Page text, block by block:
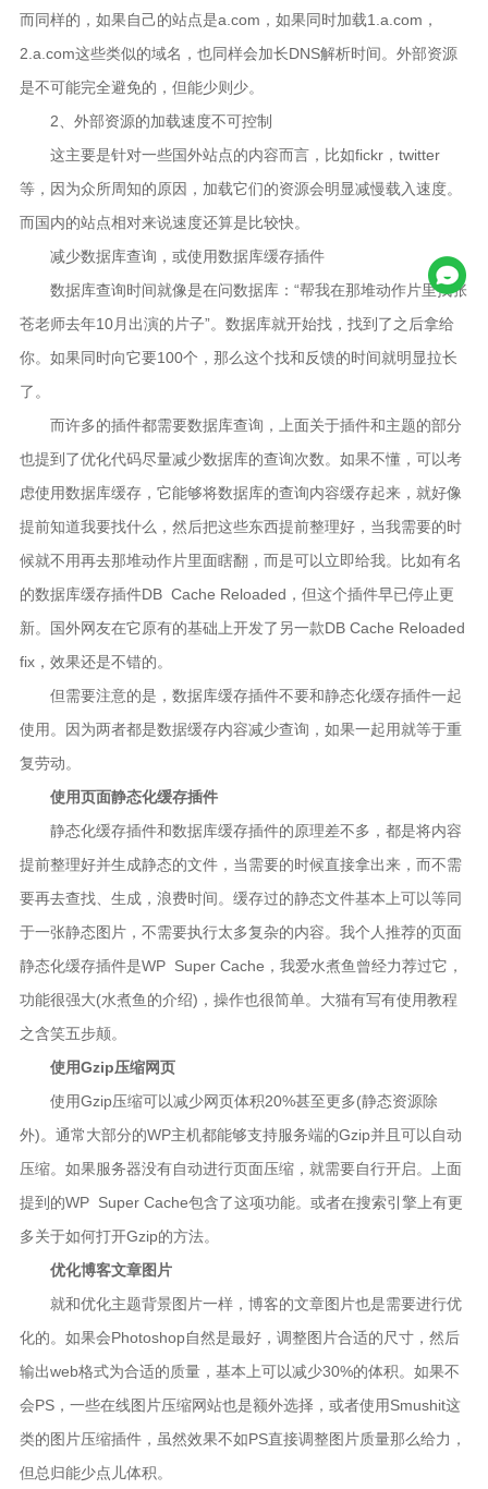
而同样的，如果自己的站点是a.com，如果同时加载1.a.com，
2.a.com这些类似的域名，也同样会加长DNS解析时间。外部资源
是不可能完全避免的，但能少则少。
2、外部资源的加载速度不可控制
这主要是针对一些国外站点的内容而言，比如fickr，twitter
等，因为众所周知的原因，加载它们的资源会明显减慢载入速度。
而国内的站点相对来说速度还算是比较快。
减少数据库查询，或使用数据库缓存插件
数据库查询时间就像是在问数据库：“帮我在那堆动作片里找张
苍老师去年10月出演的片子”。数据库就开始找，找到了之后拿给
你。如果同时向它要100个，那么这个找和反馈的时间就明显拉长
了。
而许多的插件都需要数据库查询，上面关于插件和主题的部分
也提到了优化代码尽量减少数据库的查询次数。如果不懂，可以考
虑使用数据库缓存，它能够将数据库的查询内容缓存起来，就好像
提前知道我要找什么，然后把这些东西提前整理好，当我需要的时
候就不用再去那堆动作片里面瞎翻，而是可以立即给我。比如有名
的数据库缓存插件DB Cache Reloaded，但这个插件早已停止更
新。国外网友在它原有的基础上开发了另一款DB Cache Reloaded
fix，效果还是不错的。
但需要注意的是，数据库缓存插件不要和静态化缓存插件一起
使用。因为两者都是数据缓存内容减少查询，如果一起用就等于重
复劳动。
使用页面静态化缓存插件
静态化缓存插件和数据库缓存插件的原理差不多，都是将内容
提前整理好并生成静态的文件，当需要的时候直接拿出来，而不需
要再去查找、生成，浪费时间。缓存过的静态文件基本上可以等同
于一张静态图片，不需要执行太多复杂的内容。我个人推荐的页面
静态化缓存插件是WP Super Cache，我爱水煮鱼曾经力荐过它，
功能很强大(水煮鱼的介绍)，操作也很简单。大猫有写有使用教程
之含笑五步颠。
使用Gzip压缩网页
使用Gzip压缩可以减少网页体积20%甚至更多(静态资源除
外)。通常大部分的WP主机都能够支持服务端的Gzip并且可以自动
压缩。如果服务器没有自动进行页面压缩，就需要自行开启。上面
提到的WP Super Cache包含了这项功能。或者在搜索引擎上有更
多关于如何打开Gzip的方法。
优化博客文章图片
就和优化主题背景图片一样，博客的文章图片也是需要进行优
化的。如果会Photoshop自然是最好，调整图片合适的尺寸，然后
输出web格式为合适的质量，基本上可以减少30%的体积。如果不
会PS，一些在线图片压缩网站也是额外选择，或者使用Smushit这
类的图片压缩插件，虽然效果不如PS直接调整图片质量那么给力，
但总归能少点儿体积。